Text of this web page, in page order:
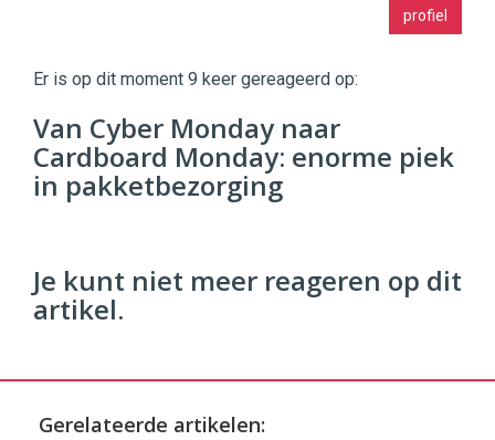
profiel
Commerce https://twinklemagazine.nl
9654
Er is op dit moment 9 keer gereageerd op:
Van Cyber Monday naar
Cardboard Monday: enorme piek
in pakketbezorging
Je kunt niet meer reageren op dit
artikel.
Gerelateerde artikelen: